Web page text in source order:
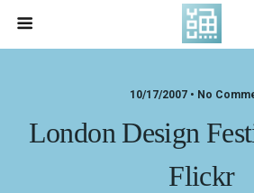
10/17/2007 • No
London Design
Flickr